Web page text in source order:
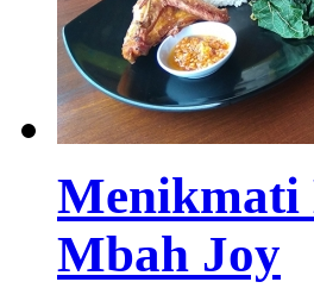
Menikmati
Mbah Joy